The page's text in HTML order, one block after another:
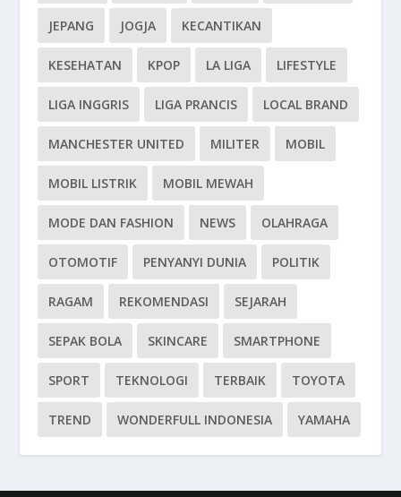
JEPANG JOGJA KECANTIKAN
KESEHATAN KPOP LA LIGA LIFESTYLE
LIGA INGGRIS LIGA PRANCIS LOCAL BRAND
MANCHESTER UNITED MILITER MOBIL
MOBIL LISTRIK MOBIL MEWAH
MODE DAN FASHION NEWS OLAHRAGA
OTOMOTIF PENYANYI DUNIA POLITIK
RAGAM REKOMENDASI SEJARAH
SEPAK BOLA SKINCARE SMARTPHONE
SPORT TEKNOLOGI TERBAIK TOYOTA
TREND WONDERFULL INDONESIA YAMAHA